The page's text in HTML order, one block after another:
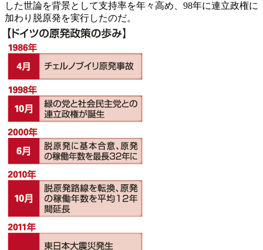
した世論を背景として支持率を年々高め、98年に連立政権に
加わり脱原発を実行したのだ。